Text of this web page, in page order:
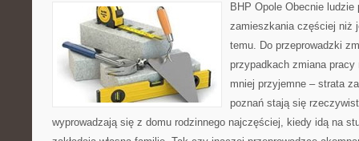
BHP Opole Obecnie ludzie
zamieszkania częściej niż
temu. Do przeprowadzki
przypadkach zmiana pracy
mniej przyjemne – strata
poznań stają się
wyprowadzają się z domu rodzinnego najczęściej, kiedy idą na